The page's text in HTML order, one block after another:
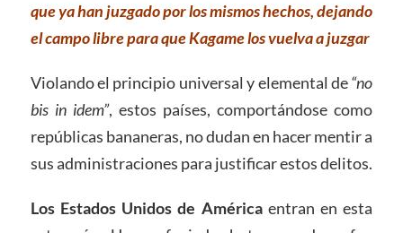
que ya han juzgado por los mismos hechos, dejando
el campo libre para que Kagame los vuelva a juzgar
Violando el principio universal y elemental de“no
bis in idem”, estos países, comportándose como
repúblicas bananeras, no dudan en hacer mentir a
sus administraciones para justificar estos delitos.
Los Estados Unidos de Américaentran en esta